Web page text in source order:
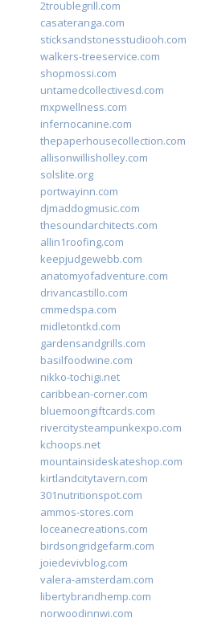
2troublegrill.com
casateranga.com
sticksandstonesstudiooh.com
walkers-treeservice.com
shopmossi.com
untamedcollectivesd.com
mxpwellness.com
infernocanine.com
thepaperhousecollection.com
allisonwillisholley.com
solslite.org
portwayinn.com
djmaddogmusic.com
thesoundarchitects.com
allin1roofing.com
keepjudgewebb.com
anatomyofadventure.com
drivancastillo.com
cmmedspa.com
midletontkd.com
gardensandgrills.com
basilfoodwine.com
nikko-tochigi.net
caribbean-corner.com
bluemoongiftcards.com
rivercitysteampunkexpo.com
kchoops.net
mountainsideskateshop.com
kirtlandcitytavern.com
301nutritionspot.com
ammos-stores.com
loceanecreations.com
birdsongridgefarm.com
joiedevivblog.com
valera-amsterdam.com
libertybrandhemp.com
norwoodinnwi.com